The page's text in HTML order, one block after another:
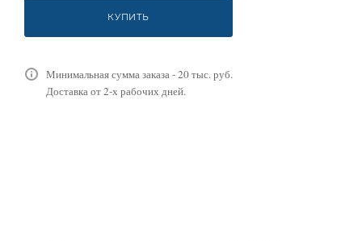
КУПИТЬ
Минимальная сумма заказа - 20 тыс. руб.
Доставка от 2-х рабочих дней.